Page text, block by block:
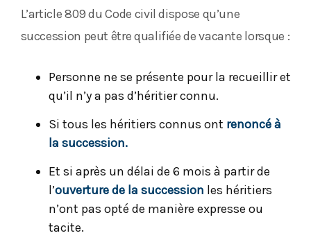
L’article 809 du Code civil dispose qu’une
succession peut être qualifiée de vacante lorsque :
Personne ne se présente pour la recueillir et
qu’il n’y a pas d’héritier connu.
Si tous les héritiers connus ont renoncé à
la succession.
Et si après un délai de 6 mois à partir de
l’ouverture de la succession les héritiers
n’ont pas opté de manière expresse ou
tacite.